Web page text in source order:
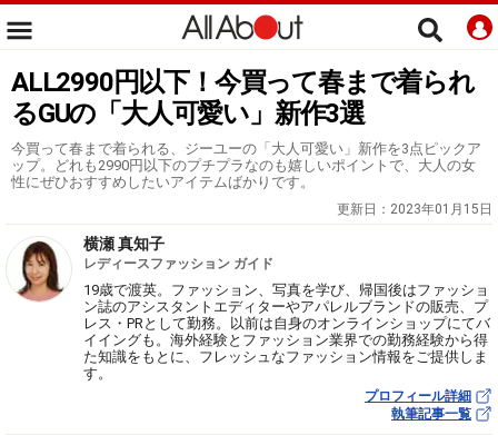
ALL2990円以下！今買って春まで着られ
るGUの「大人可愛い」新作3選
今買って春まで着られる、ジーユーの「大人可愛い」新作を3点ピックア
ップ。どれも2990円以下のプチプラなのも嬉しいポイントで、大人の女
性にぜひおすすめしたいアイテムばかりです。
更新日： 2023年01月15日
横瀬 真知子
レディースファッション ガイド
19歳で渡英。ファッション、写真を学び、帰国後はファッショ
ン誌のアシスタントエディターやアパレルブランドの販売、プ
レス・PRとして勤務。以前は自身のオンラインショップにてバ
イイングも。海外経験とファッション業界での勤務経験から得
た知識をもとに、フレッシュなファッション情報をご提供しま
す。
プロフィール詳細
執筆記事一覧